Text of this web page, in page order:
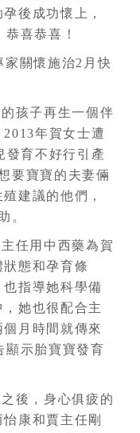
後成功懷上，
喜恭喜！
關懷施治2月快
孩子再生一個伴
年賀女士遭
發育不好行引產
要寶寶的夫妻倆
建議的他們，
。
任用中西藥為賀
態和孕育條
指導她科學備
她也很配合主
月時間就傳來
顯示胎寶寶發育
後，身心俱疲的
康和賈主任剛